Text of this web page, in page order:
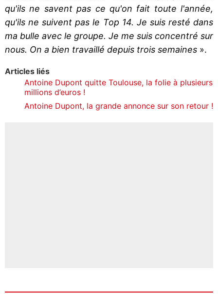
qu'ils ne savent pas ce qu'on fait toute l'année,
qu'ils ne suivent pas le Top 14. Je suis resté dans
ma bulle avec le groupe. Je me suis concentré sur
nous. On a bien travaillé depuis trois semaines ».
Articles liés
Antoine Dupont quitte Toulouse, la folie à plusieurs
millions d’euros !
Antoine Dupont, la grande annonce sur son retour !